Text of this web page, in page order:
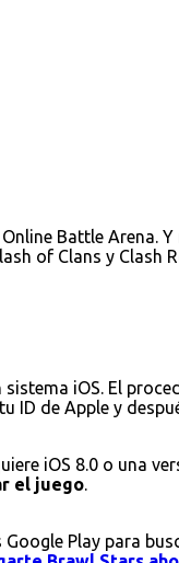
Battle Arena.
of Clans y Clash
iOS. El
ID de Apple y
iOS 8.0 o una
el juego.
Play para